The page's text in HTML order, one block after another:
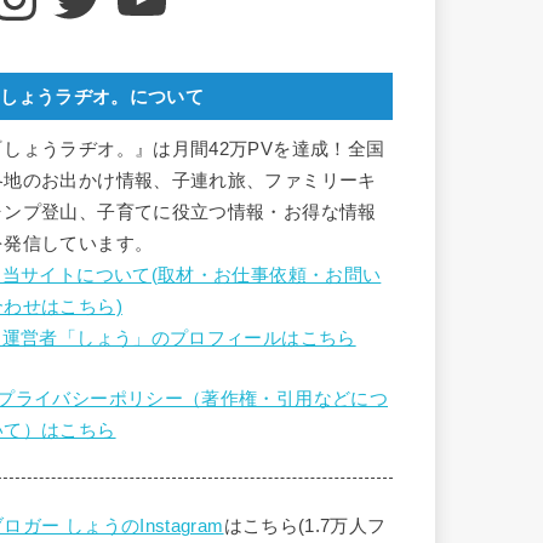
しょうラヂオ。について
しょうラヂオ。』は月間42万PVを達成！全国
地のお出かけ情報、子連れ旅、ファミリーキ
ンプ登山、子育てに役立つ情報・お得な情報
信しています。
サイトについて(取材・お仕事依頼・お問い
わせはこちら)
営者「しょう」のプロフィールはこちら
ライバシーポリシー（著作権・引用などにつ
て）はこちら
ロガー しょうのInstagramはこちら(1.7万人フ